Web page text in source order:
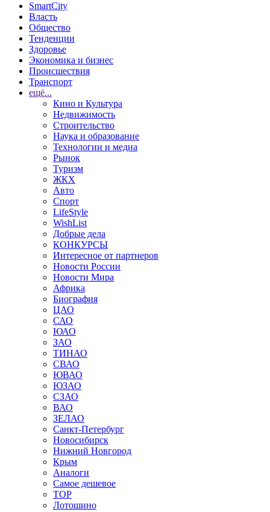
SmartCity
Власть
Общество
Тенденции
Здоровье
Экономика и бизнес
Происшествия
Транспорт
ещё...
Кино и Культура
Недвижимость
Строительство
Наука и образование
Технологии и медиа
Рынок
Туризм
ЖКХ
Авто
Спорт
LifeStyle
WishList
Добрые дела
КОНКУРСЫ
Интересное от партнеров
Новости России
Новости Мира
Африка
Биография
ЦАО
САО
ЮАО
ЗАО
ТИНАО
СВАО
ЮВАО
ЮЗАО
СЗАО
ВАО
ЗЕЛАО
Санкт-Петербург
Новосибирск
Нижний Новгород
Крым
Аналоги
Самое дешевое
TOP
Лотошино